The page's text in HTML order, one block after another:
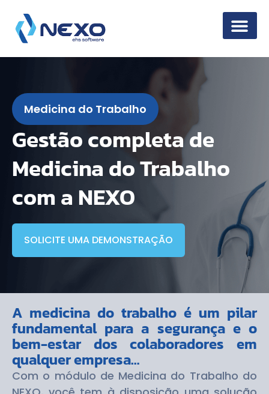
Medicina do Trabalho
Gestão completa de
Medicina do Trabalho
com a NEXO
SOLICITE UMA DEMONSTRAÇÃO
A medicina do trabalho é um pilar
fundamental para a segurança e o
bem-estar dos colaboradores em
qualquer empresa…
Com o módulo de Medicina do Trabalho do